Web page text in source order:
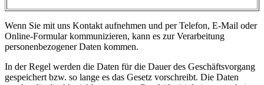
Wenn Sie mit uns Kontakt aufnehmen und per Telefon, E-Mail oder
Online-Formular kommunizieren, kann es zur Verarbeitung
personenbezogener Daten kommen.
In der Regel werden die Daten für die Dauer des Geschäftsvorgang
gespeichert bzw. so lange es das Gesetz vorschreibt. Die Daten